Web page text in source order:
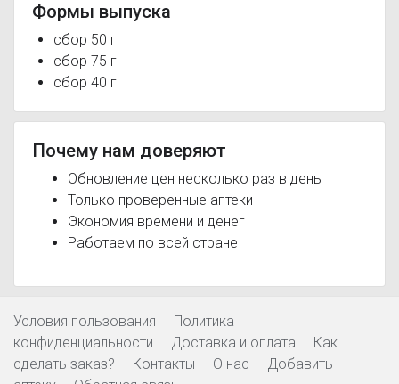
Формы выпуска
сбор 50 г
сбор 75 г
сбор 40 г
Почему нам доверяют
Обновление цен несколько раз в день
Только проверенные аптеки
Экономия времени и денег
Работаем по всей стране
Условия пользования
Политика
конфиденциальности
Доставка и оплата
Как
сделать заказ?
Контакты О нас
Добавить